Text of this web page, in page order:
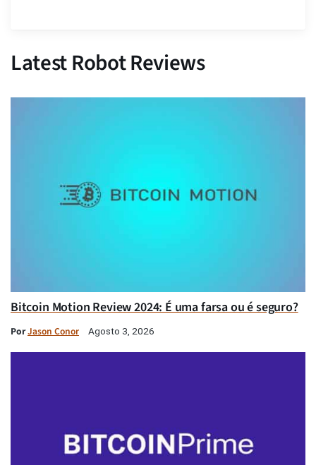
Latest Robot Reviews
Bitcoin Motion Review 2024: É uma farsa ou é seguro?
PorJason Conor Agosto 3, 2026